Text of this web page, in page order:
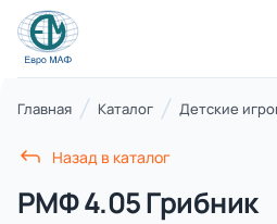
КАТАЛОГ ТОВАРОВ
21 категория
Главная Каталог Детские
Назад в каталог
РМФ 4.05 Грибник